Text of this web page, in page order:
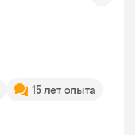
15 лет опыта